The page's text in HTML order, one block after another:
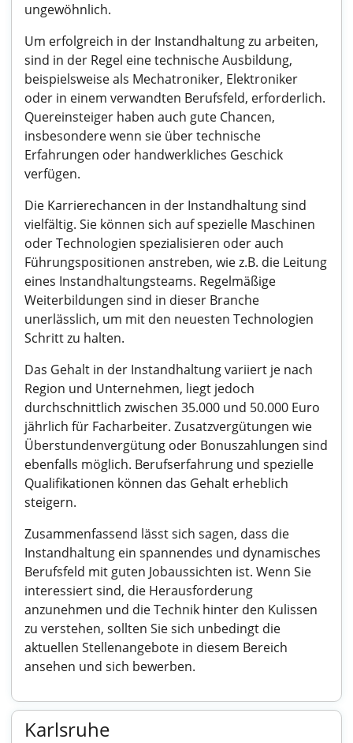
ungewöhnlich.
Um erfolgreich in der Instandhaltung zu arbeiten,
sind in der Regel eine technische Ausbildung,
beispielsweise als Mechatroniker, Elektroniker
oder in einem verwandten Berufsfeld, erforderlich.
Quereinsteiger haben auch gute Chancen,
insbesondere wenn sie über technische
Erfahrungen oder handwerkliches Geschick
verfügen.
Die Karrierechancen in der Instandhaltung sind
vielfältig. Sie können sich auf spezielle Maschinen
oder Technologien spezialisieren oder auch
Führungspositionen anstreben, wie z.B. die Leitung
eines Instandhaltungsteams. Regelmäßige
Weiterbildungen sind in dieser Branche
unerlässlich, um mit den neuesten Technologien
Schritt zu halten.
Das Gehalt in der Instandhaltung variiert je nach
Region und Unternehmen, liegt jedoch
durchschnittlich zwischen 35.000 und 50.000 Euro
jährlich für Facharbeiter. Zusatzvergütungen wie
Überstundenvergütung oder Bonuszahlungen sind
ebenfalls möglich. Berufserfahrung und spezielle
Qualifikationen können das Gehalt erheblich
steigern.
Zusammenfassend lässt sich sagen, dass die
Instandhaltung ein spannendes und dynamisches
Berufsfeld mit guten Jobaussichten ist. Wenn Sie
interessiert sind, die Herausforderung
anzunehmen und die Technik hinter den Kulissen
zu verstehen, sollten Sie sich unbedingt die
aktuellen Stellenangebote in diesem Bereich
ansehen und sich bewerben.
Karlsruhe